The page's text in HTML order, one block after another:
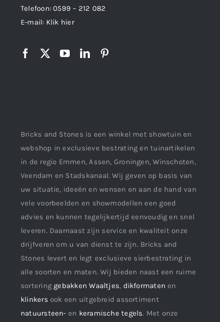
Telefoon:0599 – 212 082
E-mail: Klik hier
Bricks and Stones is een winkel met showtuin en
webshop in exclusieve bestrating en tuinartikelen
in de regio Emmen, Assen, Groningen, Winschoten,
Veendam en Stadskanaal. Wij geven op basis van
uw situatie, ideeën en wensen en aan de hand van
vele voorbeelden en showmodellen een goed
advies en kunnen tegelijkertijd eenvoudig en snel
leveren. Daarnaast zijn service en kwaliteit onze
drijfveren om u van dienst te zijn. Bricks and
Stones levert en legt exclusieve sierbestrating in
alle soorten en maten. Wij bieden naast een ruime
sortering gebakken Waaltjes, dikformaten en
klinkers ook een uitgebreid assortiment
natuursteen- en keramische tegels. Met onze